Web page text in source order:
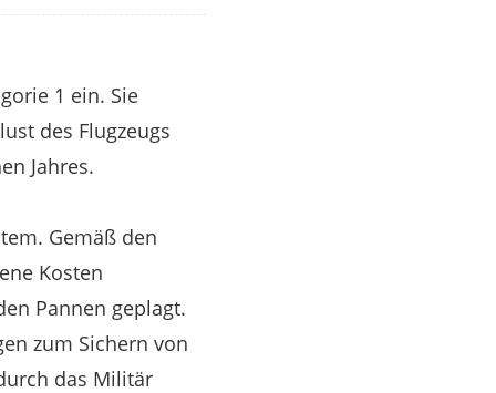
1 ein. Sie
des Flugzeugs
Jahres.
Gemäß den
Kosten
Pannen geplagt.
zum Sichern von
das Militär